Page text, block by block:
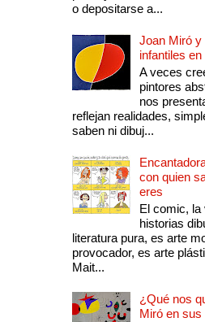
o depositarse a...
Joan Miró y
infantiles
A veces
pintores
nos
reflejan realidades,
saben ni dibuj...
con quien
eres
El comic, la
historias
literatura pura, es arte
provocador, es arte
Mait...
¿Qué nos
Miró en sus